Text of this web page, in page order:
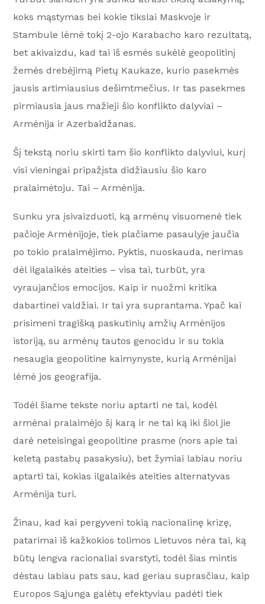
koks mąstymas bei kokie tikslai Maskvoje ir
Stambule lėmė tokį 2-ojo Karabacho karo rezultatą,
bet akivaizdu, kad tai iš esmės sukėlė geopolitinį
žemės drebėjimą Pietų Kaukaze, kurio pasekmės
jausis artimiausius dešimtmečius. Ir tas pasekmes
pirmiausia jaus mažieji šio konflikto dalyviai –
Armėnija ir Azerbaidžanas.
Šį tekstą noriu skirti tam šio konflikto dalyviui, kurį
visi vieningai pripažįsta didžiausiu šio karo
pralaimėtoju. Tai – Armėnija.
Sunku yra įsivaizduoti, ką armėnų visuomenė tiek
pačioje Armėnijoje, tiek plačiame pasaulyje jaučia
po tokio pralaimėjimo. Pyktis, nuoskauda, nerimas
dėl ilgalaikės ateities – visa tai, turbūt, yra
vyraujančios emocijos. Kaip ir nuožmi kritika
dabartinei valdžiai. Ir tai yra suprantama. Ypač kai
prisimeni tragišką paskutinių amžių Armėnijos
istoriją, su armėnų tautos genocidu ir su tokia
nesaugia geopolitine kaimynyste, kurią Armėnijai
lėmė jos geografija.
Todėl šiame tekste noriu aptarti ne tai, kodėl
armėnai pralaimėjo šį karą ir ne tai ką iki šiol jie
darė neteisingai geopolitine prasme (nors apie tai
keletą pastabų pasakysiu), bet žymiai labiau noriu
aptarti tai, kokias ilgalaikės ateities alternatyvas
Armėnija turi.
Žinau, kad kai pergyveni tokią nacionalinę krizę,
patarimai iš kažkokios tolimos Lietuvos nėra tai, ką
būtų lengva racionaliai svarstyti, todėl šias mintis
dėstau labiau pats sau, kad geriau suprasčiau, kaip
Europos Sąjunga galėtų efektyviau padėti tiek